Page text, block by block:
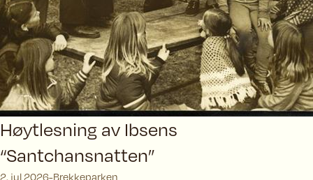
Høytlesning av Ibsens
“Santchansnatten”
2. jul 2026 Brekkeparken